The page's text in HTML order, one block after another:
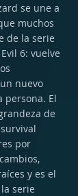
se une a
muchos
de la serie
6: vuelve
nuevo
persona. El
de
por
y es el
serie